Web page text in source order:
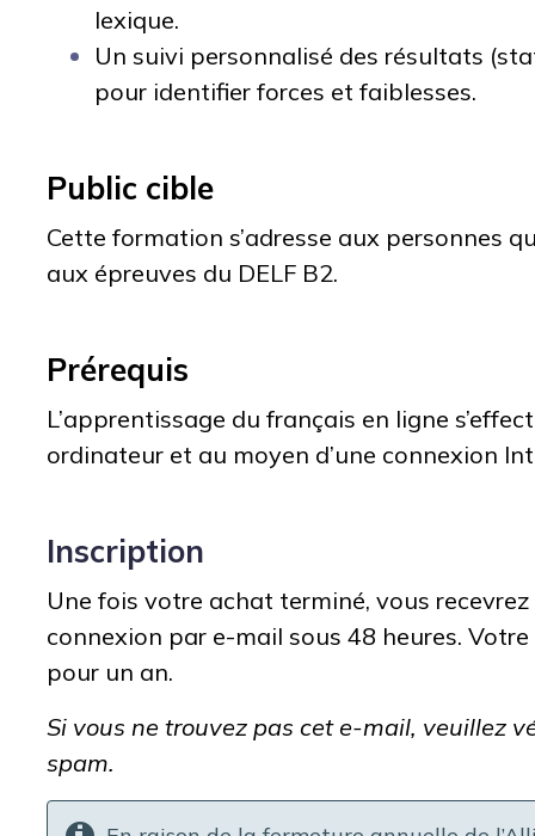
lexique.
Un suivi personnalisé des résultats
pour identifier forces et faiblesses.
Public cible
Cette formation s’adresse aux personnes
aux épreuves du DELF B2.
Prérequis
L’apprentissage du français en ligne
ordinateur et au moyen d’une connexion
Inscription
Une fois votre achat terminé, vous
connexion par e-mail sous 48 heures.
pour un an.
Si vous ne trouvez pas cet e-mail, veuillez
spam.